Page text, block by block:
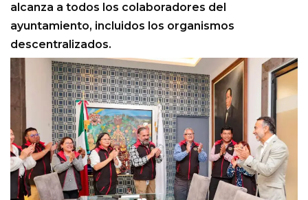
alcanza a todos los colaboradores del
ayuntamiento, incluidos los organismos
descentralizados.